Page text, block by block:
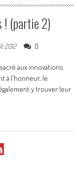
! (partie 2)
2012 0
aux innovations
à l'honneur, le
y trouver leur